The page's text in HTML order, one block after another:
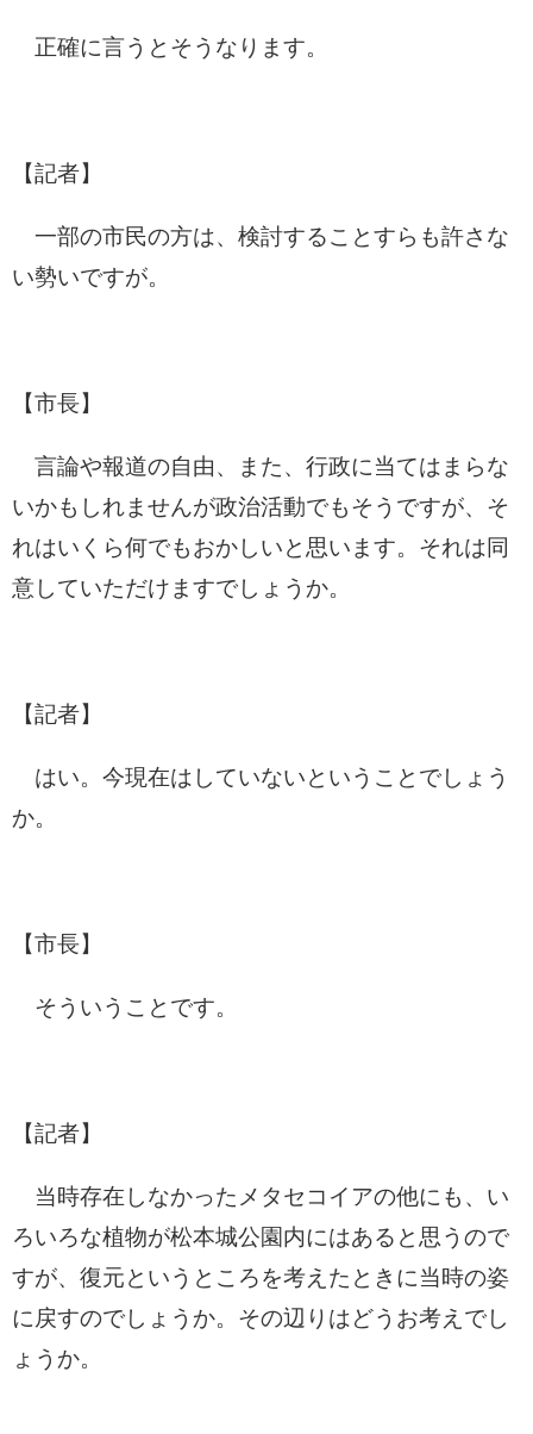
正確に言うとそうなります。
【記者】
一部の市民の方は、検討することすらも許さな
い勢いですが。
【市長】
言論や報道の自由、また、行政に当てはまらな
いかもしれませんが政治活動でもそうですが、そ
れはいくら何でもおかしいと思います。それは同
意していただけますでしょうか。
【記者】
はい。今現在はしていないということでしょう
か。
【市長】
そういうことです。
【記者】
当時存在しなかったメタセコイアの他にも、い
ろいろな植物が松本城公園内にはあると思うので
すが、復元というところを考えたときに当時の姿
に戻すのでしょうか。その辺りはどうお考えでし
ょうか。